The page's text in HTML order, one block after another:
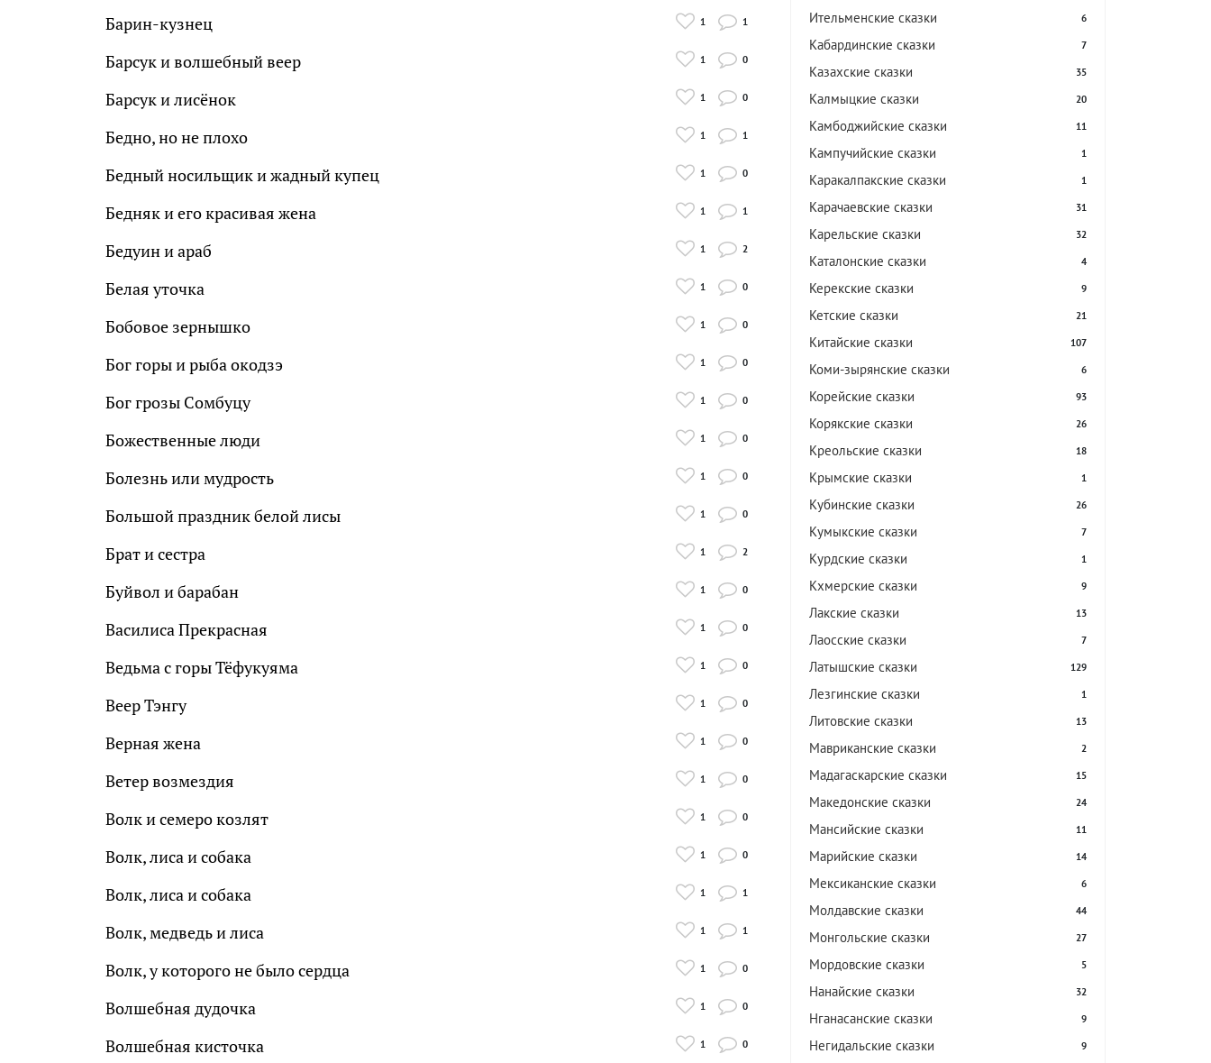
Барин-кузнец 1 1
Барсук и волшебный веер 1 0
Барсук и лисёнок 1 0
Бедно, но не плохо 1 1
Бедный носильщик и жадный купец 1 0
Бедняк и его красивая жена 1 1
Бедуин и араб 1 2
Белая уточка 1 0
Бобовое зернышко 1 0
Бог горы и рыба окодзэ 1 0
Бог грозы Сомбуцу 1 0
Божественные люди 1 0
Болезнь или мудрость 1 0
Большой праздник белой лисы 1 0
Брат и сестра 1 2
Буйвол и барабан 1 0
Василиса Прекрасная 1 0
Ведьма с горы Тёфукуяма 1 0
Веер Тэнгу 1 0
Верная жена 1 0
Ветер возмездия 1 0
Волк и семеро козлят 1 0
Волк, лиса и собака 1 0
Волк, лиса и собака 1 1
Волк, медведь и лиса 1 1
Волк, у которого не было сердца 1 0
Волшебная дудочка 1 0
Волшебная кисточка 1 0
Ительменские сказки 6
Кабардинские сказки 7
Казахские сказки 35
Калмыцкие сказки 20
Камбоджийские сказки 11
Кампучийские сказки 1
Каракалпакские сказки 1
Карачаевские сказки 31
Карельские сказки 32
Каталонские сказки 4
Керекские сказки 9
Кетские сказки 21
Китайские сказки 107
Коми-зырянские сказки 6
Корейские сказки 93
Корякские сказки 26
Креольские сказки 18
Крымские сказки 1
Кубинские сказки 26
Кумыкские сказки 7
Курдские сказки 1
Кхмерские сказки 9
Лакские сказки 13
Лаосские сказки 7
Латышские сказки 129
Лезгинские сказки 1
Литовские сказки 13
Мавриканские сказки 2
Мадагаскарские сказки 15
Македонские сказки 24
Мансийские сказки 11
Марийские сказки 14
Мексиканские сказки 6
Молдавские сказки 44
Монгольские сказки 27
Мордовские сказки 5
Нанайские сказки 32
Нганасанские сказки 9
Негидальские сказки 9